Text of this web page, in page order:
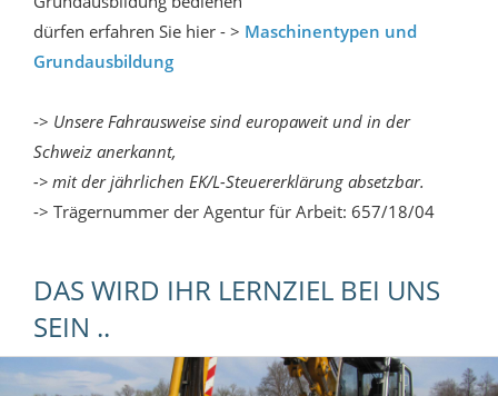
dürfen erfahren Sie hier - > Maschinentypen und
Grundausbildung
-> Unsere Fahrausweise sind europaweit und in der
Schweiz anerkannt,
-> mit der jährlichen EK/L-Steuererklärung absetzbar.
-> Trägernummer der Agentur für Arbeit: 657/18/04
DAS WIRD IHR LERNZIEL BEI UNS
SEIN ..